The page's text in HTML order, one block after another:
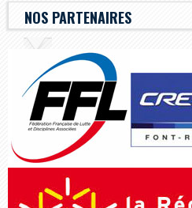
NOS PARTENAIRES